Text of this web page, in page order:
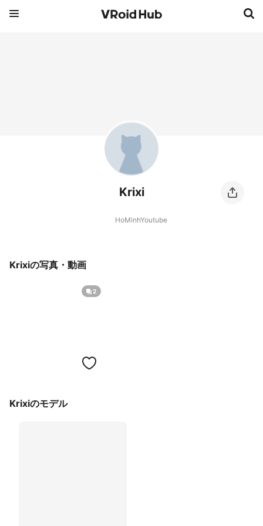
Krixi
HoMinhYoutube
Krixiの写真・動画
2
Krixiのモデル